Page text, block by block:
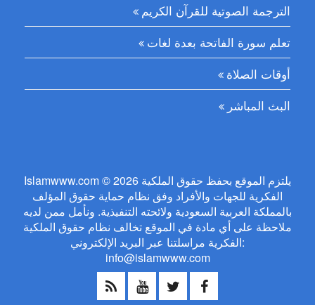
الترجمة الصوتية للقرآن الكريم
تعلم سورة الفاتحة بعدة لغات
أوقات الصلاة
البث المباشر
Islamwww.com © 2026 يلتزم الموقع بحفظ حقوق الملكية
الفكرية للجهات والأفراد وفق نظام حماية حقوق المؤلف
بالمملكة العربية السعودية ولائحته التنفيذية. ونأمل ممن لديه
ملاحظة على أي مادة في الموقع تخالف نظام حقوق الملكية
الفكرية مراسلتنا عبر البريد الإلكتروني:
info@islamwww.com